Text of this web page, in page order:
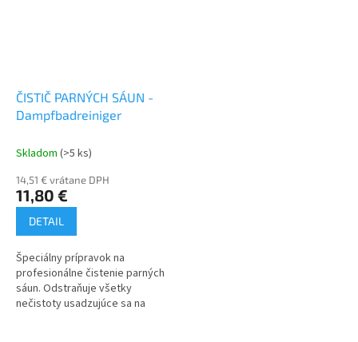
ČISTIČ PARNÝCH SÁUN -
Dampfbadreiniger
Skladom (>5 ks)
14,51 € vrátane DPH
11,80 €
DETAIL
Špeciálny prípravok na
profesionálne čistenie parných
sáun. Odstraňuje všetky
nečistoty usadzujúce sa na